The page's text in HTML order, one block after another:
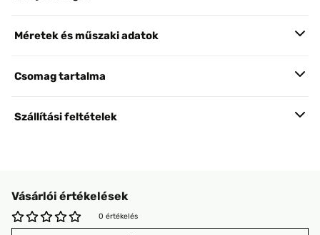
Méretek és műszaki adatok
Csomag tartalma
Szállítási feltételek
Vásárlói értékelések
0 értékelés